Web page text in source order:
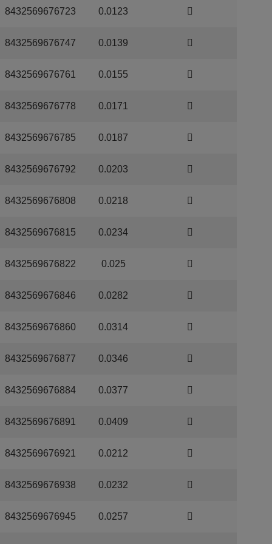
8432569676723 0.0123
8432569676747 0.0139
8432569676761 0.0155
8432569676778 0.0171
8432569676785 0.0187
8432569676792 0.0203
8432569676808 0.0218
8432569676815 0.0234
8432569676822 0.025
8432569676846 0.0282
8432569676860 0.0314
8432569676877 0.0346
8432569676884 0.0377
8432569676891 0.0409
8432569676921 0.0212
8432569676938 0.0232
8432569676945 0.0257